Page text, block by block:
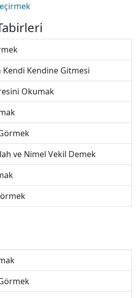
Kendi Kendine Gitmesi
Okumak
ve Nimel Vekil Demek